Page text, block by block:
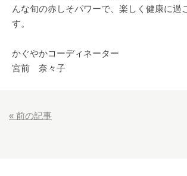
んな旬の赤しそパワーで、楽しく健康に過
す。
かぐやかコーディネーター
宮前 奈々子
« 前の記事